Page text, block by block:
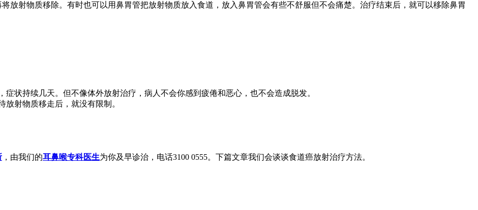
放射物质移除。有时也可以用鼻胃管把放射物质放入食道，放入鼻胃管会有些不舒服但不会痛楚。治疗结束后，就可以移除鼻胃
状持续几天。但不像体外放射治疗，病人不会你感到疲倦和恶心，也不会造成脱发。
射物质移走后，就没有限制。
，由我们的耳鼻喉专科医生为你及早诊治，电话3100 0555。下篇文章我们会谈谈食道癌放射治疗方法。